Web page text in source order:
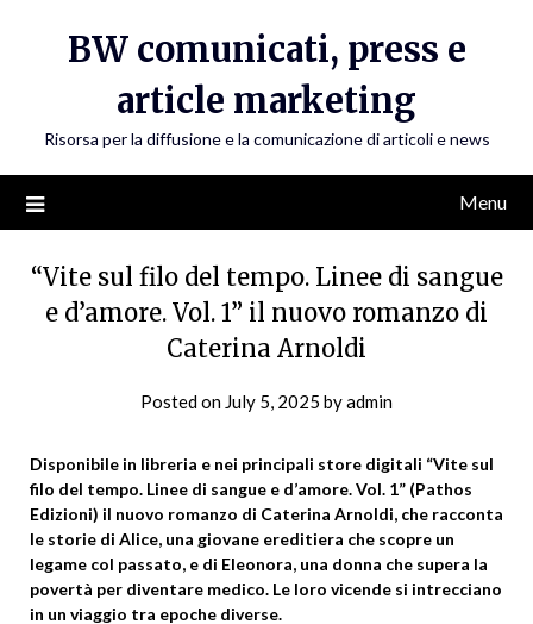
BW comunicati, press e
article marketing
Risorsa per la diffusione e la comunicazione di articoli e news
Menu
“Vite sul filo del tempo. Linee di sangue
e d’amore. Vol. 1” il nuovo romanzo di
Caterina Arnoldi
Posted on July 5, 2025 byadmin
Disponibile in libreria e nei principali store digitali “Vite sul
filo del tempo. Linee di sangue e d’amore. Vol. 1” (Pathos
Edizioni) il nuovo romanzo di Caterina Arnoldi, che racconta
le storie di Alice, una giovane ereditiera che scopre un
legame col passato, e di Eleonora, una donna che supera la
povertà per diventare medico. Le loro vicende si intrecciano
in un viaggio tra epoche diverse.